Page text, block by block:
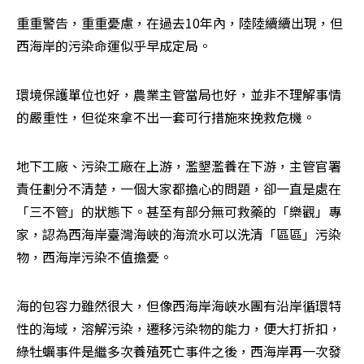
重重警告，重重憂慮，在過去10年內，陸陸續續出現，但
西海岸的污染命運似乎早成定局。
環境保護單位也好，農業主管當局也好，並非不理解事情
的嚴重性，但從來拿不出一套可行措施來挽救危機。
地下工廠、污染工廠在上游，濫墾濫養在下游，主管官署
責任劃分不清楚，一個大家都擔心的問題，卻一直是處在
「三不管」的狀態下。甚至有部分無可救藥的「樂觀」專
家，認為西海岸臺灣海峽的海流水可以洗清「區區」污染
物，西海岸污染不值擔憂。
海的包容力雖然很大，但像西海岸海峽水團有沿岸循環特
性的海域，溶解污染，遷移污染物的能力，便大打折扣，
綠牡蠣事件是繼多次養殖死亡事件之後，西海岸再一次發